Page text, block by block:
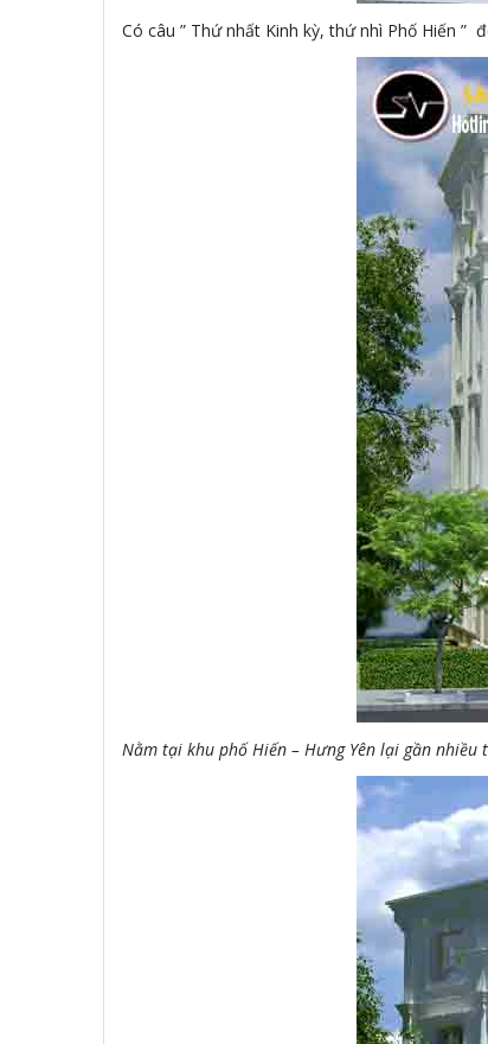
Có câu ” Thứ nhất Kinh kỳ, thứ nhì Phố Hiến ”
Nằm tại khu phố Hiến – Hưng Yên lại gần